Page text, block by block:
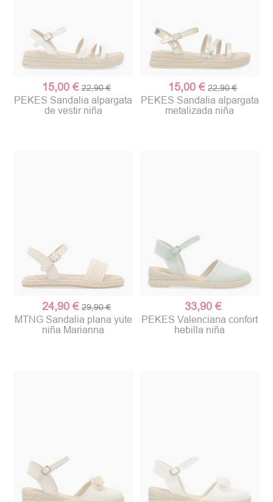
15,00 € 22,90 €
PEKES Sandalia alpargata
de vestir niña
15,00 € 22,90 €
PEKES Sandalia alpargata
metalizada niña
24,90 € 29,90 €
MTNG Sandalia plana yute
niña Marianna
33,90 €
PEKES Valenciana confort
hebilla niña